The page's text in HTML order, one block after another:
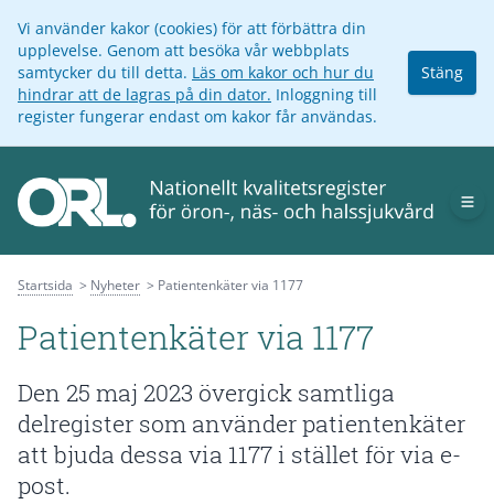
Vi använder kakor (cookies) för att förbättra din
upplevelse. Genom att besöka vår webbplats
samtycker du till detta. Läs om kakor och hur du
hindrar att de lagras på din dator. Inloggning till
register fungerar endast om kakor får användas.
Stäng
Startsida Nyheter Patientenkäter via 1177
Patientenkäter via 1177
Den 25 maj 2023 övergick samtliga
delregister som använder patientenkäter
att bjuda dessa via 1177 i stället för via e-
post.